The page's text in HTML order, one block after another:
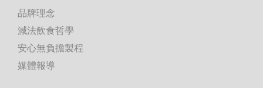
品牌理念
減法飲食哲學
安心無負擔製程
媒體報導